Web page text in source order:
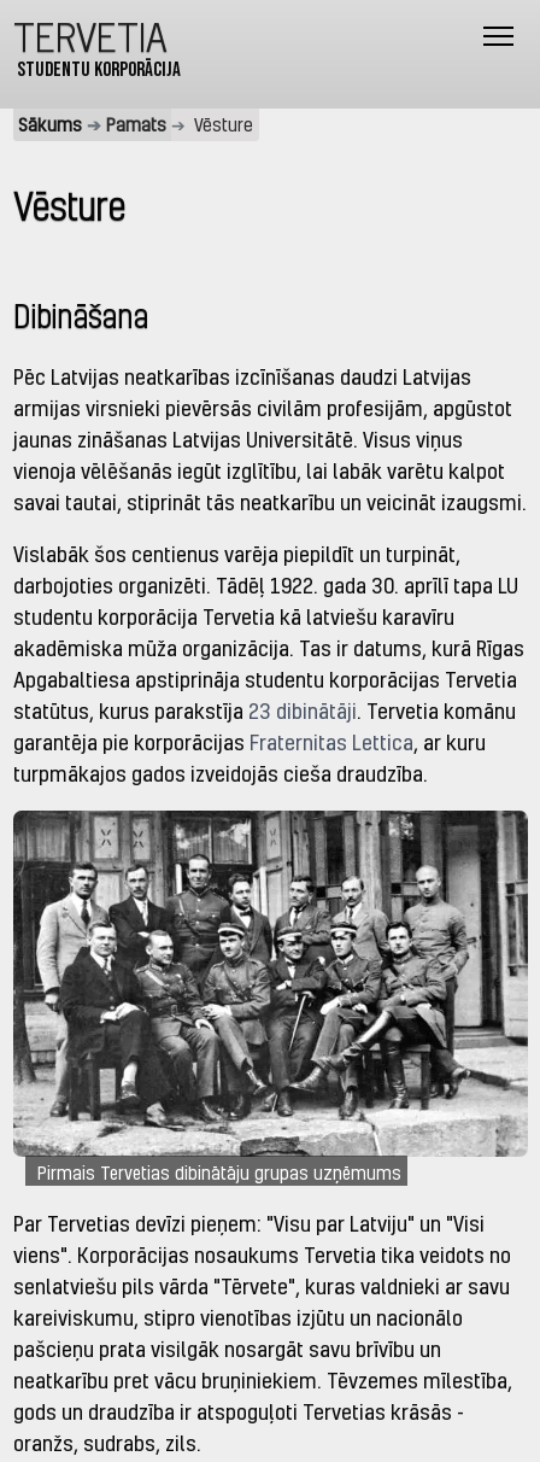
Studentu korporācija
TERVETIA
Sākums Pamats Vēsture
Vēsture
Dibināšana
Pēc Latvijas neatkarības izcīnīšanas daudzi Latvijas
armijas virsnieki pievērsās civilām profesijām, apgūstot
jaunas zināšanas Latvijas Universitātē. Visus viņus
vienoja vēlēšanās iegūt izglītību, lai labāk varētu kalpot
savai tautai, stiprināt tās neatkarību un veicināt izaugsmi.
Vislabāk šos centienus varēja piepildīt un turpināt,
darbojoties organizēti. Tādēļ 1922. gada 30. aprīlī tapa LU
studentu korporācija Tervetia kā latviešu karavīru
akadēmiska mūža organizācija. Tas ir datums, kurā Rīgas
Apgabaltiesa apstiprināja studentu korporācijas Tervetia
statūtus, kurus parakstīja 23 dibinātāji. Tervetia komānu
garantēja pie korporācijas Fraternitas Lettica, ar kuru
turpmākajos gados izveidojās cieša draudzība.
Pirmais Tervetias dibinātāju grupas uzņēmums
Par Tervetias devīzi pieņem: "Visu par Latviju" un "Visi
viens". Korporācijas nosaukums Tervetia tika veidots no
senlatviešu pils vārda "Tērvete", kuras valdnieki ar savu
kareiviskumu, stipro vienotības izjūtu un nacionālo
pašcieņu prata visilgāk nosargāt savu brīvību un
neatkarību pret vācu bruņiniekiem. Tēvzemes mīlestība,
gods un draudzība ir atspoguļoti Tervetias krāsās -
oranžs, sudrabs, zils.